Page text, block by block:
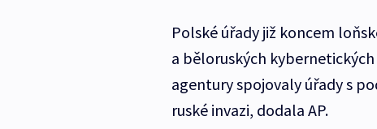
Polské úřady již koncem
a běloruských
agentury spojovaly úřady s
ruské invazi, dodala AP.